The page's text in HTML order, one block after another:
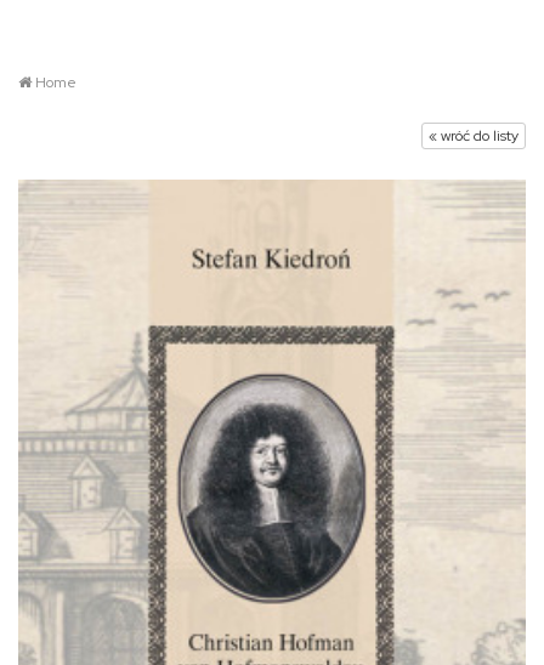
Home
« wróć do listy